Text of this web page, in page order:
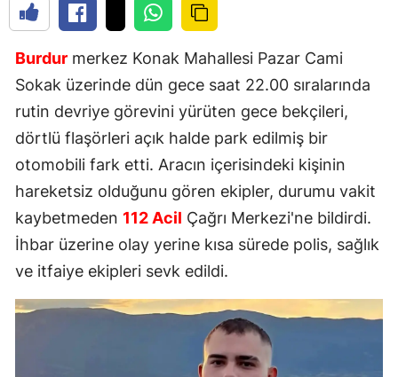
Burdur merkez Konak Mahallesi Pazar Cami
Sokak üzerinde dün gece saat 22.00 sıralarında
rutin devriye görevini yürüten gece bekçileri,
dörtlü flaşörleri açık halde park edilmiş bir
otomobili fark etti. Aracın içerisindeki kişinin
hareketsiz olduğunu gören ekipler, durumu vakit
kaybetmeden 112 Acil Çağrı Merkezi'ne bildirdi.
İhbar üzerine olay yerine kısa sürede polis, sağlık
ve itfaiye ekipleri sevk edildi.